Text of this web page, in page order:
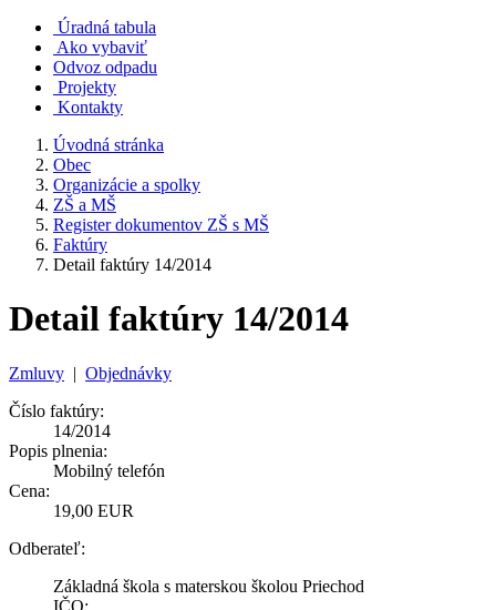
Úradná tabula
Ako vybaviť
Odvoz odpadu
Projekty
Kontakty
Úvodná stránka
Obec
Organizácie a spolky
ZŠ a MŠ
Register dokumentov ZŠ s MŠ
Faktúry
Detail faktúry 14/2014
Detail faktúry 14/2014
Zmluvy | Objednávky
Číslo faktúry:
14/2014
Popis plnenia:
Mobilný telefón
Cena:
19,00 EUR
Odberateľ:
Základná škola s materskou školou Priechod
IČO: